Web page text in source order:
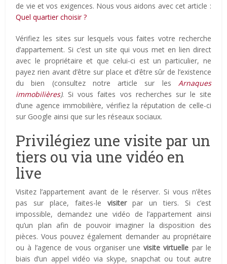
de vie et vos exigences. Nous vous aidons avec cet article :
Quel quartier choisir ?
Vérifiez les sites sur lesquels vous faites votre recherche
d’appartement. Si c’est un site qui vous met en lien direct
avec le propriétaire et que celui-ci est un particulier, ne
payez rien avant d’être sur place et d’être sûr de l’existence
du bien (consultez notre article sur les Arnaques
immobilières). Si vous faites vos recherches sur le site
d’une agence immobilière, vérifiez la réputation de celle-ci
sur Google ainsi que sur les réseaux sociaux.
Privilégiez une visite par un
tiers ou via une vidéo en
live
Visitez l’appartement avant de le réserver. Si vous n’êtes
pas sur place, faites-le visiterpar un tiers. Si c’est
impossible, demandez une vidéo de l’appartement ainsi
qu’un plan afin de pouvoir imaginer la disposition des
pièces. Vous pouvez également demander au propriétaire
ou à l’agence de vous organiser unevisite virtuelle par le
biais d’un appel vidéo via skype, snapchat ou tout autre